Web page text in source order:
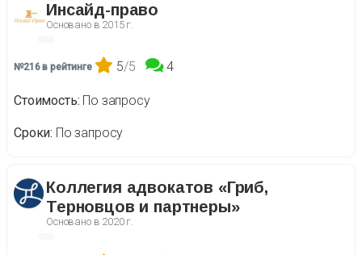
Инсайд-право
Основано в 2015 г.
№216 в рейтинге 5/5 4
Стоимость По запросу
Сроки По запросу
Коллегия адвокатов «Гриб,
Терновцов и партнеры»
Основано в 2020 г.